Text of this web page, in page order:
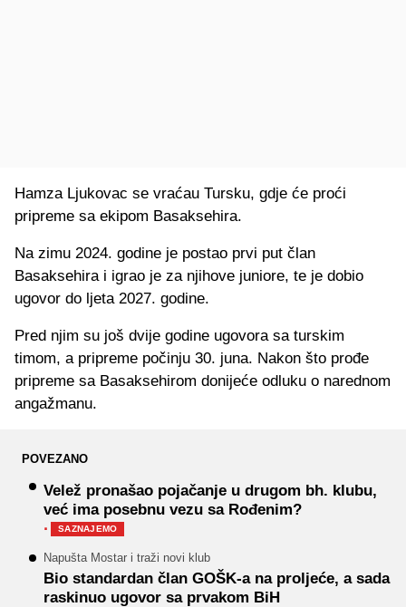
Hamza Ljukovac se vraćau Tursku, gdje će proći
pripreme sa ekipom Basaksehira.
Na zimu 2024. godine je postao prvi put član
Basaksehira i igrao je za njihove juniore, te je dobio
ugovor do ljeta 2027. godine.
Pred njim su još dvije godine ugovora sa turskim
timom, a pripreme počinju 30. juna. Nakon što prođe
pripreme sa Basaksehirom donijeće odluku o narednom
angažmanu.
POVEZANO
Velež pronašao pojačanje u drugom bh. klubu,
već ima posebnu vezu sa Rođenim?
· SAZNAJEMO
Napušta Mostar i traži novi klub
Bio standardan član GOŠK-a na proljeće, a sada
raskinuo ugovor sa prvakom BiH